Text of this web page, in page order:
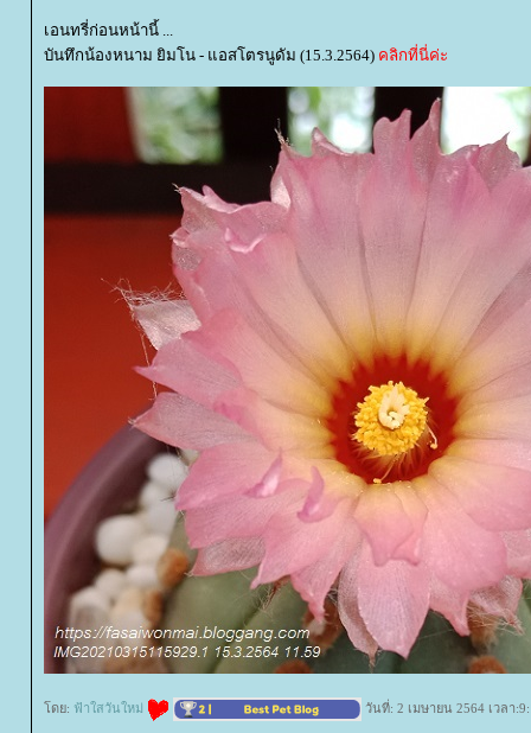
เอนทรี่ก่อนหน้านี้ ...
บันทึกน้องหนาม ยิมโน - แอสโตรนูดัม (15.3.2564) คลิกที่นี่ค่ะ
ดย: ฟ้าใสวันใหม่ วันที่: 2 เมษายน 2564 เวลา